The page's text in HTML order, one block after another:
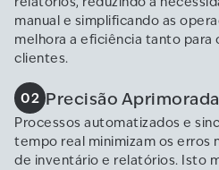
manual e simplificando as
melhora a eficiência tanto para
clientes.
02 Precisão Aprimorada
Processos automatizados e
tempo real minimizam os erros
de inventário e relatórios. Isto